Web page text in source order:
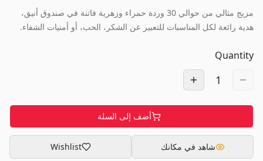
مزيج مثالي من حوالي 30 وردة حمراء وزهرية فاتنة في صندوق أنيق،
هدية رائعة لكل المناسبات للتعبير عن الشكر، الحب، أو أمنيات الشفاء.
Quantity
1
أضف إلى السلة
شاهد في مكانك Wishlist